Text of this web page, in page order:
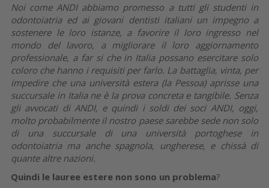
Noi come ANDI abbiamo promesso a tutti gli studenti in
odontoiatria ed ai giovani dentisti italiani un impegno a
sostenere le loro istanze, a favorire il loro ingresso nel
mondo del lavoro, a migliorare il loro aggiornamento
professionale, a far si che in Italia possano esercitare solo
coloro che hanno i requisiti per farlo. La battaglia, vinta, per
impedire che una università estera (la Pessoa) aprisse una
succursale in Italia ne è la prova concreta e tangibile. Senza
gli avvocati di ANDI, e quindi i soldi dei soci ANDI, oggi,
molto probabilmente il nostro paese sarebbe sede non solo
di una succursale di una università portoghese in
odontoiatria ma anche spagnola, ungherese, e chissà di
quante altre nazioni.
Quindi le lauree estere non sono un problema?